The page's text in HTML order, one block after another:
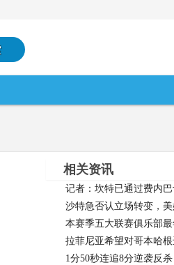
相关资讯
记者：坎特已通过费内
03
沙特急否认立场转变，
本赛季五大联赛俱乐部
拉菲尼亚希望对哥本哈
开张 01-29
1分50秒连追8分逆袭反